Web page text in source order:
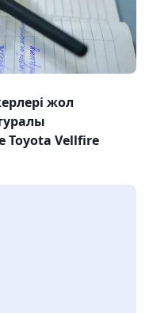
жол
Toyota Vellfire